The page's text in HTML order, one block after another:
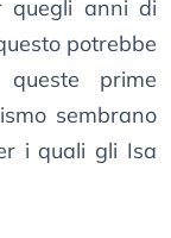
quegli anni di
potrebbe
prime
sembrano
i quali gli Isa